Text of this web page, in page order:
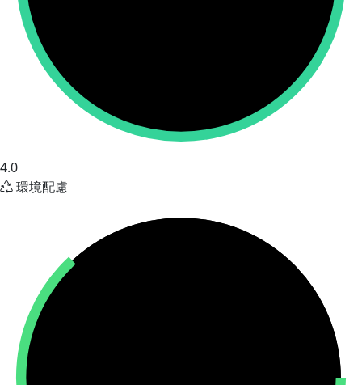
4.0
環境配慮